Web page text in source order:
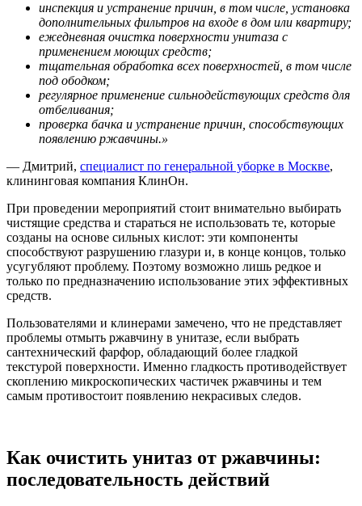
инспекция и устранение причин, в том числе, установка
дополнительных фильтров на входе в дом или квартиру;
ежедневная очистка поверхности унитаза с
применением моющих средств;
тщательная обработка всех поверхностей, в том числе
под ободком;
регулярное применение сильнодействующих средств для
отбеливания;
проверка бачка и устранение причин, способствующих
появлению ржавчины.»
— Дмитрий, специалист по генеральной уборке в Москве,
клининговая компания КлинОн.
При проведении мероприятий стоит внимательно выбирать
чистящие средства и стараться не использовать те, которые
созданы на основе сильных кислот: эти компоненты
способствуют разрушению глазури и, в конце концов, только
усугубляют проблему. Поэтому возможно лишь редкое и
только по предназначению использование этих эффективных
средств.
Пользователями и клинерами замечено, что не представляет
проблемы отмыть ржавчину в унитазе, если выбрать
сантехнический фарфор, обладающий более гладкой
текстурой поверхности. Именно гладкость противодействует
скоплению микроскопических частичек ржавчины и тем
самым противостоит появлению некрасивых следов.
Как очистить унитаз от ржавчины:
последовательность действий